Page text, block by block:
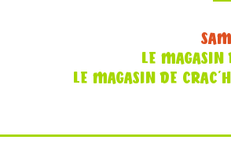
LE MAGASIN
LE MAGASIN DE